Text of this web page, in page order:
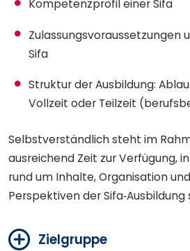
Kompetenzprofil einer Sifa
Zulassungsvoraussetzungen
Sifa
Struktur der Ausbildung:
Vollzeit oder Teilzeit
Selbstverständlich steht im
ausreichend Zeit zur Verfügung,
rund um Inhalte, Organisation
Perspektiven der
Zielgruppe